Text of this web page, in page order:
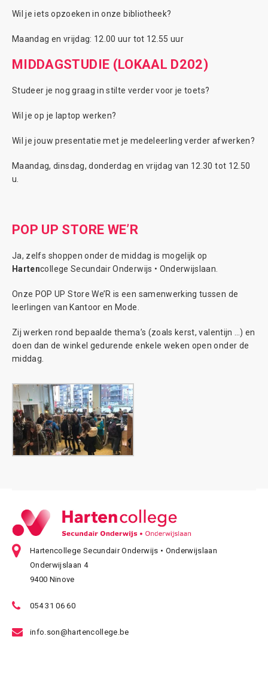
Wil je iets opzoeken in onze bibliotheek?
Maandag en vrijdag: 12.00 uur tot 12.55 uur
MIDDAGSTUDIE (LOKAAL D202)
Studeer je nog graag in stilte verder voor je toets?
Wil je op je laptop werken?
Wil je jouw presentatie met je medeleerling verder afwerken?
Maandag, dinsdag, donderdag en vrijdag van 12.30 tot 12.50
u.
POP UP STORE WE’R
Ja, zelfs shoppen onder de middag is mogelijk op
Hartencollege Secundair Onderwijs • Onderwijslaan.
Onze POP UP Store We’R is een samenwerking tussen de
leerlingen van Kantoor en Mode.
Zij werken rond bepaalde thema’s (zoals kerst, valentijn …) en
doen dan de winkel gedurende enkele weken open onder de
middag.
Hartencollege Secundair Onderwijs • Onderwijslaan
Onderwijslaan 4
9400 Ninove
054 31 06 60
info.son@hartencollege.be